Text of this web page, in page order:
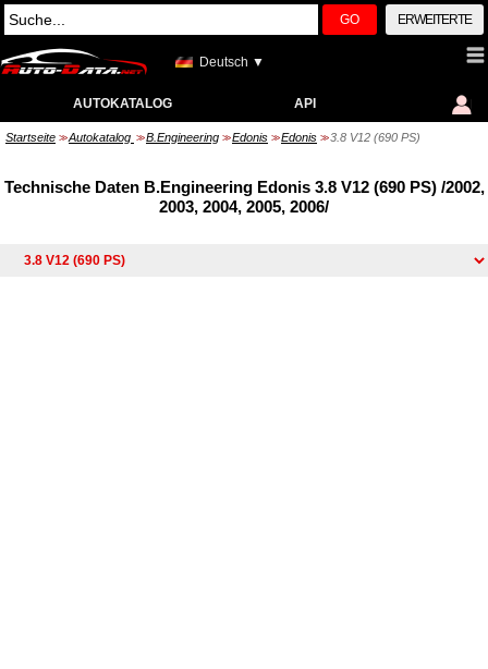
GO ERWEITERTE
Deutsch ▼
AUTOKATALOG API
Startseite >> Autokatalog >> B.Engineering >> Edonis >> Edonis >> 3.8 V12 (690 PS)
Technische Daten B.Engineering Edonis 3.8 V12 (690 PS) /2002,
2003, 2004, 2005, 2006/